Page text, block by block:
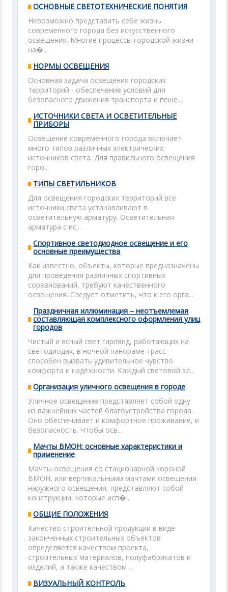
ОСНОВНЫЕ СВЕТОТЕХНИЧЕСКИЕ ПОНЯТИЯ
Невозможно представить себе жизнь
современного города без искусственного
освещения. Многие процессы городской жизни
на�...
НОРМЫ ОСВЕЩЕНИЯ
Основная задача освещения городских
территорий - обеспечение условий для
безопасного движения транспорта и пеше...
ИСТОЧНИКИ СВЕТА И ОСВЕТИТЕЛЬНЫЕ
ПРИБОРЫ
Освещение современного города включает
много типов различных электрических
источников света. Для правильного освещения
горо...
ТИПЫ СВЕТИЛЬНИКОВ
Для освещения городских территорий все
источники света устанавливают в
осветительную арматуру. Осветительная
арматура с ис...
Спортивное светодиодное освещение и его
основные преимущества
Как известно, объекты, которые предназначены
для проведения различных спортивных
соревнований, требуют качественного
освещения. Следует отметить, что к его орга...
Праздничная иллюминация – неотъемлемая
составляющая комплексного оформления улиц
городов
Чистый и ясный свет гирлянд, работающих на
светодиодах, в ночной панораме трасс
способен вызвать удивительное чувство
комфорта и надёжности. Каждый световой эл...
Организация уличного освещения в городе
Уличное освещение представляет собой одну
из важнейших частей благоустройства города.
Оно обеспечивает и комфортное проживание, и
безопасность. Чтобы осв...
Мачты ВМОН: основные характеристики и
применение
Мачты освещения со стационарной короной
ВМОН, или вертикальными мачтами освещения
наружного освещения, представляют собой
конструкции, которые исп�...
ОБЩИЕ ПОЛОЖЕНИЯ
Качество строительной продукции в виде
законченных строительных объектов
определяется качеством проекта,
строительных материалов, полуфабрикатов и
изделий, а также качеством ...
ВИЗУАЛЬНЫЙ КОНТРОЛЬ